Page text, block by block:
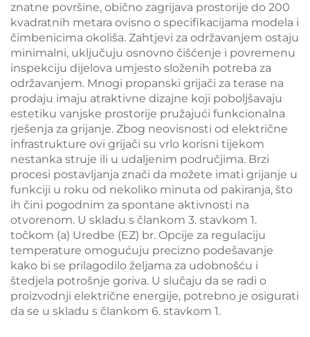
znatne površine, obično zagrijava prostorije do 200
kvadratnih metara ovisno o specifikacijama modela i
čimbenicima okoliša. Zahtjevi za održavanjem ostaju
minimalni, uključuju osnovno čišćenje i povremenu
inspekciju dijelova umjesto složenih potreba za
održavanjem. Mnogi propanski grijači za terase na
prodaju imaju atraktivne dizajne koji poboljšavaju
estetiku vanjske prostorije pružajući funkcionalna
rješenja za grijanje. Zbog neovisnosti od električne
infrastrukture ovi grijači su vrlo korisni tijekom
nestanka struje ili u udaljenim područjima. Brzi
procesi postavljanja znači da možete imati grijanje u
funkciji u roku od nekoliko minuta od pakiranja, što
ih čini pogodnim za spontane aktivnosti na
otvorenom. U skladu s člankom 3. stavkom 1.
točkom (a) Uredbe (EZ) br. Opcije za regulaciju
temperature omogućuju precizno podešavanje
kako bi se prilagodilo željama za udobnošću i
štedjela potrošnje goriva. U slučaju da se radi o
proizvodnji električne energije, potrebno je osigurati
da se u skladu s člankom 6. stavkom 1.